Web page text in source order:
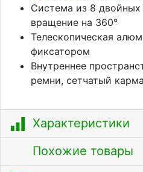
Система из 8
вращение на 360°
Телескопическая
фиксатором
Внутреннее
ремни, сетчатый
Характеристики
Похожие товары